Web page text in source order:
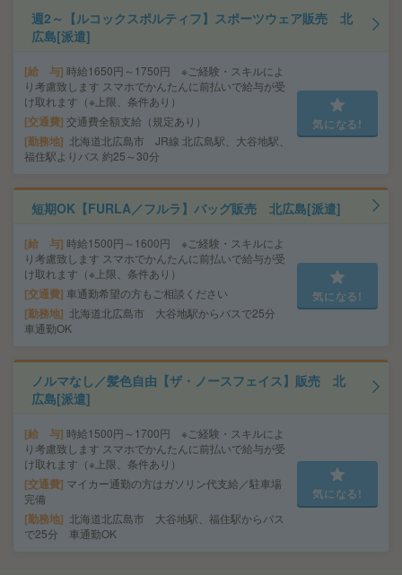
週2～【ルコックスポルティフ】スポーツウェア販売 北
広島[派遣]
給 与 時給1650円～1750円 ※ご経験・スキルによ
り考慮致します スマホでかんたんに前払いで給与が受
け取れます（※上限、条件あり）
交通費 交通費全額支給（規定あり）
勤務地
北海道北広島市 JR線 北広島駅、大谷地駅、
福住駅よりバス 約25～30分
気になる!
短期OK【FURLA／フルラ】バッグ販売 北広島[派遣]
給 与 時給1500円～1600円 ※ご経験・スキルによ
り考慮致します スマホでかんたんに前払いで給与が受
け取れます（※上限、条件あり）
交通費 車通勤希望の方もご相談ください
勤務地
北海道北広島市 大谷地駅からバスで25分
車通勤OK
気になる!
ノルマなし／髪色自由【ザ・ノースフェイス】販売 北
広島[派遣]
給 与 時給1500円～1700円 ※ご経験・スキルによ
り考慮致します スマホでかんたんに前払いで給与が受
け取れます（※上限、条件あり）
交通費 マイカー通勤の方はガソリン代支給／駐車場
完備
勤務地
北海道北広島市 大谷地駅、福住駅からバス
で25分 車通勤OK
気になる!